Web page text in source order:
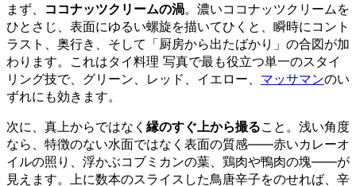
まず、 ココナッツクリームの渦。濃いココナッツクリームを
ひとさじ、表面にゆるい螺旋を描いてひくと、瞬時にコント
ラスト、奥行き、そして「厨房から出たばかり」の合図が加
わります。これはタイ料理 写真で最も役立つ単一のスタイ
リング技で、グリーン、レッド、イエロー、 マッサマンのい
ずれにも効きます。
次に、真上からではなく 縁のすぐ上から撮ること。浅い角度
なら、特徴のない水面ではなく表面の質感——赤いカレーオ
イルの照り、浮かぶコブミカンの葉、鶏肉や鴨肉の塊——が
見えます。上に数本のスライスした鳥唐辛子をのせれば、辛